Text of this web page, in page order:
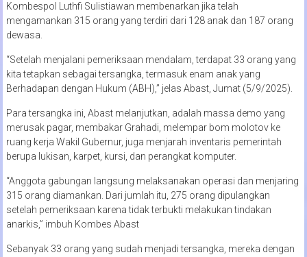
Kombespol Luthfi Sulistiawan membenarkan jika telah
mengamankan 315 orang yang terdiri dari 128 anak dan 187 orang
dewasa.
“Setelah menjalani pemeriksaan mendalam, terdapat 33 orang yang
kita tetapkan sebagai tersangka, termasuk enam anak yang
Berhadapan dengan Hukum (ABH),” jelas Abast, Jumat (5/9/2025).
Para tersangka ini, Abast melanjutkan, adalah massa demo yang
merusak pagar, membakar Grahadi, melempar bom molotov ke
ruang kerja Wakil Gubernur, juga menjarah inventaris pemerintah
berupa lukisan, karpet, kursi, dan perangkat komputer.
“Anggota gabungan langsung melaksanakan operasi dan menjaring
315 orang diamankan. Dari jumlah itu, 275 orang dipulangkan
setelah pemeriksaan karena tidak terbukti melakukan tindakan
anarkis,” imbuh Kombes Abast
Sebanyak 33 orang yang sudah menjadi tersangka, mereka dengan